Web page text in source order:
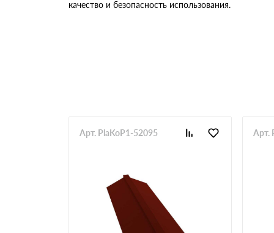
качество и безопасность использования.
Арт. PlaKoP1-52095 Арт.